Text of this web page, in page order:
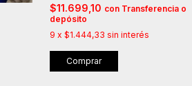
$11.699,10 con Transferencia o
depósito
9 x $1.444,33 sin interés
Comprar